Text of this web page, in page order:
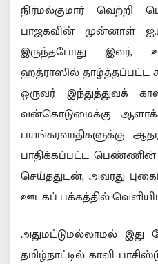
நிர்மல்குமார் வெற்றி
பாஜகவின் முன்னாள்
இருந்தபோது இவர்,
ஹத்ராஸில் தாழ்த்தப்பட்ட
ஒருவர் இந்துத்துவக்
வன்கொடுமைக்கு
பயங்கரவாதிகளுக்கு
பாதிக்கப்பட்ட பெண்ணின்
செய்ததுடன், அவரது
ஊடகப் பக்கத்தில்
அதுமட்டுமல்லாமல்
தமிழ்நாட்டில் காவி